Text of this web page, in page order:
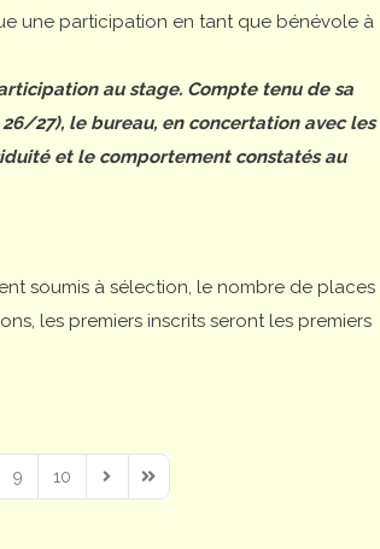
une participation en tant que bénévole à
au stage. Compte tenu de sa
27), le bureau, en concertation avec les
et le comportement constatés au
soumis à sélection, le nombre de places
les premiers inscrits seront les premiers
9 10
Next PageLast Page